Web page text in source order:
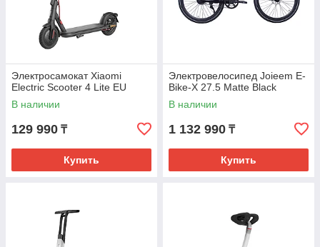
Электросамокат Xiaomi
Electric Scooter 4 Lite EU
В наличии
129 990 ₸
Купить
Электровелосипед Joieem E-
Bike-X 27.5 Matte Black
В наличии
1 132 990 ₸
Купить